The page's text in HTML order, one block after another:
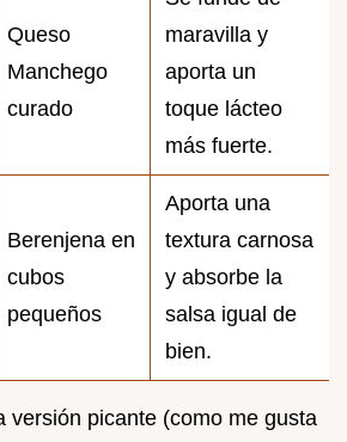
Queso
Manchego
curado
maravilla y
aporta un
toque lácteo
más fuerte.
Berenjena en
cubos
pequeños
Aporta una
textura carnosa
y absorbe la
salsa igual de
bien.
versión picante (como me gusta